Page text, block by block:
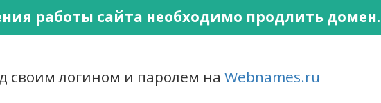
работы сайта необходимо продлить домен.
своим логином и паролем наWebnames.ru